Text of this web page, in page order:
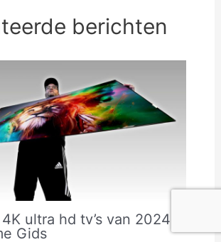
berichten
ultra hd tv’s van 2024 –
Gids